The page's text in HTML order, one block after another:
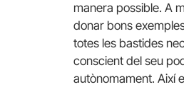
manera possible. A
donar bons
totes les bastides
conscient del seu
autònomament. Així